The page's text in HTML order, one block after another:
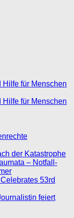
für Menschen
für Menschen
der Katastrophe
– Notfall-
53rd
feiert